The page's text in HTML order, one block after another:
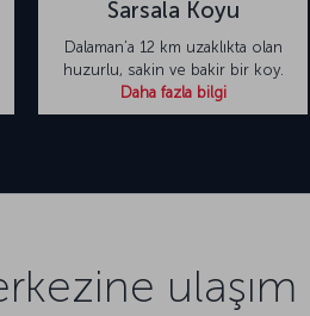
Sarsala Koyu
Dalaman’a 12 km uzaklıkta olan
huzurlu, sakin ve bakir bir koy.
Daha fazla bilgi
ulaşım